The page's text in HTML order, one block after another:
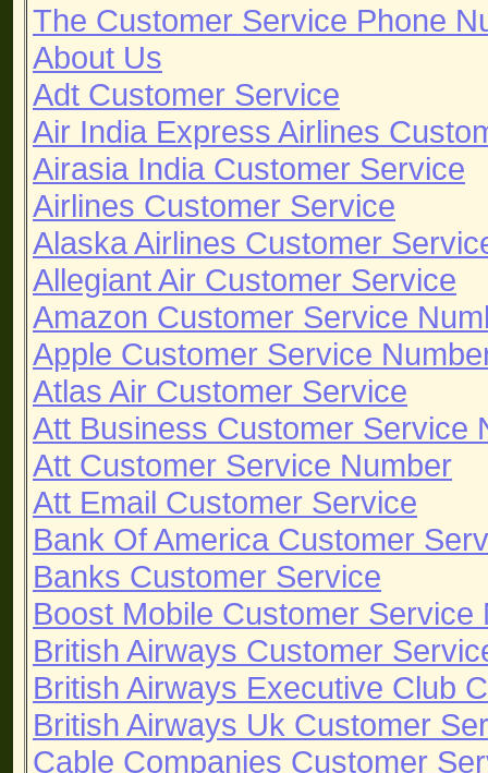
The Customer Service Phone
About Us
Adt Customer Service
Air India Express Airlines
Airasia India Customer Service
Airlines Customer Service
Alaska Airlines Customer
Allegiant Air Customer Service
Amazon Customer Service
Apple Customer Service
Atlas Air Customer Service
Att Business Customer Service
Att Customer Service Number
Att Email Customer Service
Bank Of America Customer
Banks Customer Service
Boost Mobile Customer Service
British Airways Customer
British Airways Executive Club
British Airways Uk Customer
Cable Companies Customer